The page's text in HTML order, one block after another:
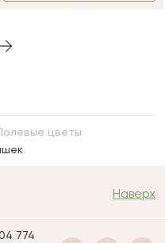
цветы
Наверх
774